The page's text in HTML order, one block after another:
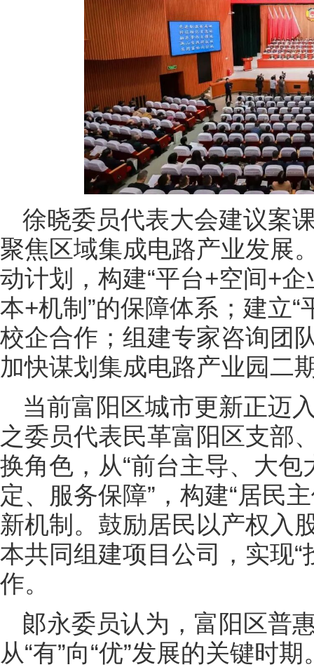
徐晓委员代表大会建议案
聚焦区域集成电路产业发展
动计划，构建“平台+空间+
本+机制”的保障体系；建立
校企合作；组建专家咨询团
加快谋划集成电路产业园二
当前富阳区城市更新正迈
之委员代表民革富阳区支部
换角色，从“前台主导、大包
定、服务保障”，构建“居民
新机制。鼓励居民以产权入
本共同组建项目公司，实现
作。
郞永委员认为，富阳区普
从“有”向“优”发展的关键时